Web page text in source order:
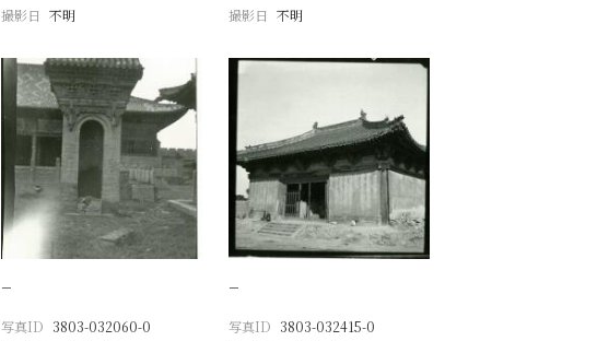
撮影日 不明
撮影日 不明
−
写真ID 3803-032060-0
−
写真ID 3803-032415-0